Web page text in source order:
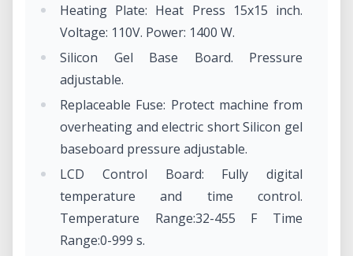
Heating Plate: Heat Press 15x15 inch.
Voltage: 110V. Power: 1400 W.
Silicon Gel Base Board. Pressure
adjustable.
Replaceable Fuse: Protect machine from
overheating and electric short Silicon gel
baseboard pressure adjustable.
LCD Control Board: Fully digital
temperature and time control.
Temperature Range:32-455 F Time
Range:0-999 s.